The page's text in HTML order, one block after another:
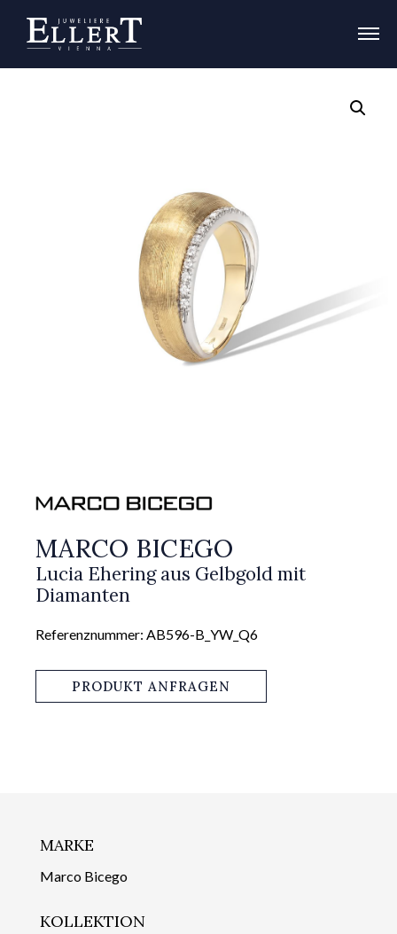
MARCO BICEGO
Lucia Ehering aus Gelbgold mit
Diamanten
Referenznummer: AB596-B_YW_Q6
PRODUKT ANFRAGEN
MARKE
Marco Bicego
KOLLEKTION